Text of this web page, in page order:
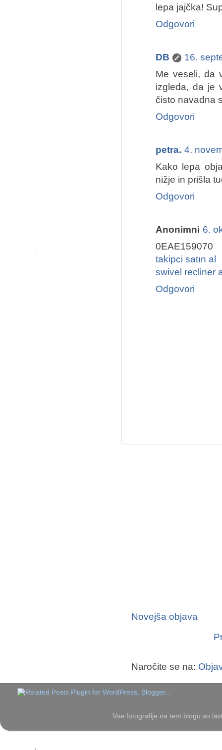
lepa jajčka!
Odgovori
DB
16.
Me veseli, da
izgleda, da je
čisto navadna
Odgovori
petra. 4.
Kako lepa
nižje in prišla
Odgovori
Anonimni 6.
0EAE159070
takipci satın al
swivel recliner
Odgovori
Novejša objava
Naročite se na:
Vse fotografije na tem blogu so